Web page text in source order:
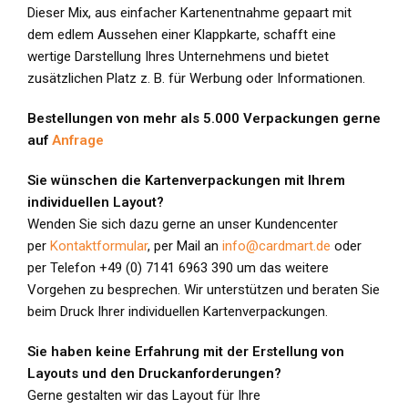
Dieser Mix, aus einfacher Kartenentnahme gepaart mit
dem edlem Aussehen einer Klappkarte, schafft eine
wertige Darstellung Ihres Unternehmens und bietet
zusätzlichen Platz z. B. für Werbung oder Informationen.
Bestellungen von mehr als 5.000 Verpackungen gerne
auf Anfrage
Sie wünschen die Kartenverpackungen mit Ihrem
individuellen Layout?
Wenden Sie sich dazu gerne an unser Kundencenter
per Kontaktformular, per Mail an info@cardmart.de oder
per Telefon +49 (0) 7141 6963 390 um das weitere
Vorgehen zu besprechen. Wir unterstützen und beraten Sie
beim Druck Ihrer individuellen Kartenverpackungen.
Sie haben keine Erfahrung mit der Erstellung von
Layouts und den Druckanforderungen?
Gerne gestalten wir das Layout für Ihre